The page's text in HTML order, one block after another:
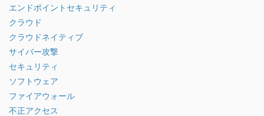
エンドポイントセキュリティ
クラウド
クラウドネイティブ
サイバー攻撃
セキュリティ
ソフトウェア
ファイアウォール
不正アクセス